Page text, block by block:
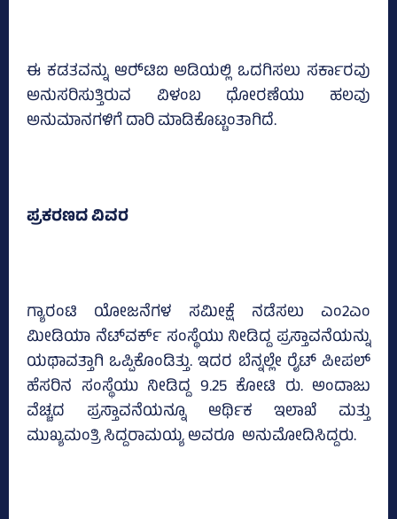
ಈ ಕಡತವನ್ನು ಆರ್‍‌ಟಿಐ ಅಡಿಯಲ್ಲಿ ಒದಗಿಸಲು ಸರ್ಕಾರವು
ಅನುಸರಿಸುತ್ತಿರುವ ವಿಳಂಬ ಧೋರಣೆಯು ಹಲವು
ಅನುಮಾನಗಳಿಗೆ ದಾರಿ ಮಾಡಿಕೊಟ್ಟಂತಾಗಿದೆ.
ಪ್ರಕರಣದ ವಿವರ
ಗ್ಯಾರಂಟಿ ಯೋಜನೆಗಳ ಸಮೀಕ್ಷೆ ನಡೆಸಲು ಎಂ2ಎಂ
ಮೀಡಿಯಾ ನೆಟ್‌ವರ್ಕ್‌ ಸಂಸ್ಥೆಯು ನೀಡಿದ್ದ ಪ್ರಸ್ತಾವನೆಯನ್ನು
ಯಥಾವತ್ತಾಗಿ ಒಪ್ಪಿಕೊಂಡಿತ್ತು. ಇದರ ಬೆನ್ನಲ್ಲೇ ರೈಟ್‌ ಪೀಪಲ್‌
ಹೆಸರಿನ ಸಂಸ್ಥೆಯು ನೀಡಿದ್ದ 9.25 ಕೋಟಿ ರು. ಅಂದಾಜು
ವೆಚ್ಚದ ಪ್ರಸ್ತಾವನೆಯನ್ನೂ ಆರ್ಥಿಕ ಇಲಾಖೆ ಮತ್ತು
ಮುಖ್ಯಮಂತ್ರಿ ಸಿದ್ದರಾಮಯ್ಯ ಅವರೂ ಅನುಮೋದಿಸಿದ್ದರು.